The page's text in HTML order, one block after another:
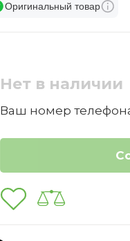
Оригинальный товар
Нет в наличии
Ваш номер